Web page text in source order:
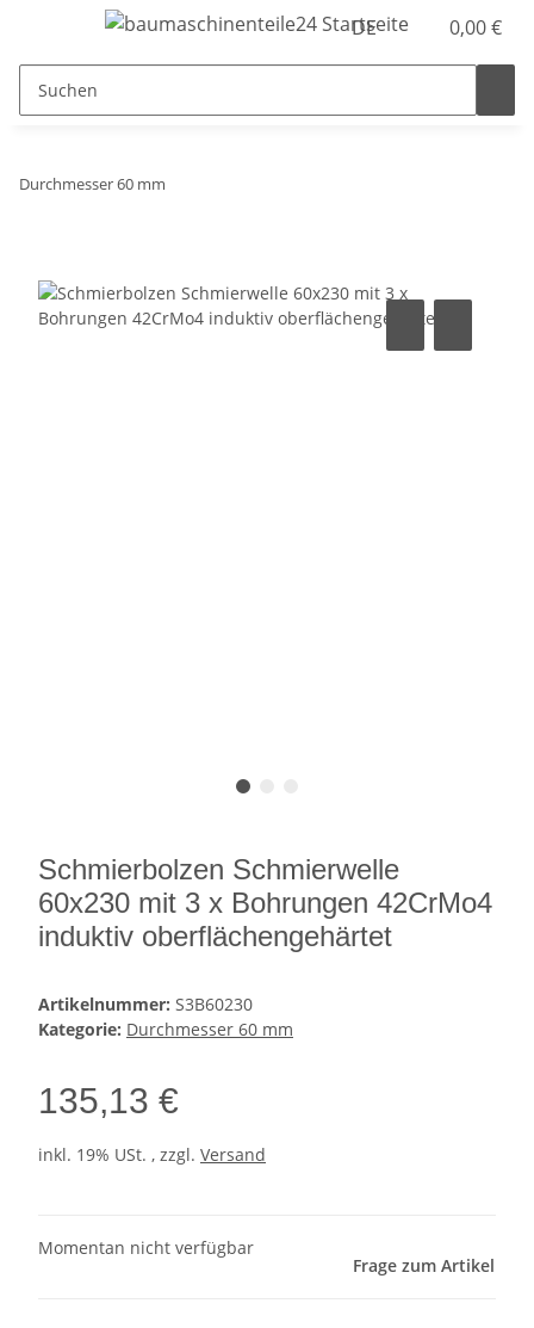
DE 0,00 €
Durchmesser 60 mm
Schmierbolzen Schmierwelle
60x230 mit 3 x Bohrungen 42CrMo4
induktiv oberflächengehärtet
Artikelnummer: S3B60230
Kategorie: Durchmesser 60 mm
135,13 €
inkl. 19% USt. , zzgl. Versand
Momentan nicht verfügbar
Frage zum Artikel